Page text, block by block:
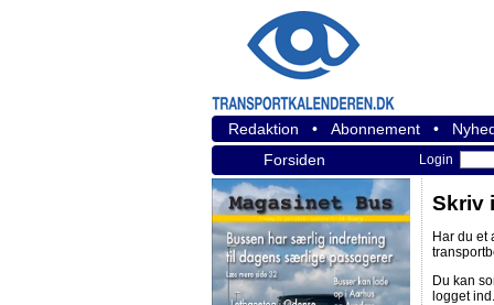
Redaktion • Abonnement •
Forsiden
Login
Skriv
Har du et
Du kan
logget ind.